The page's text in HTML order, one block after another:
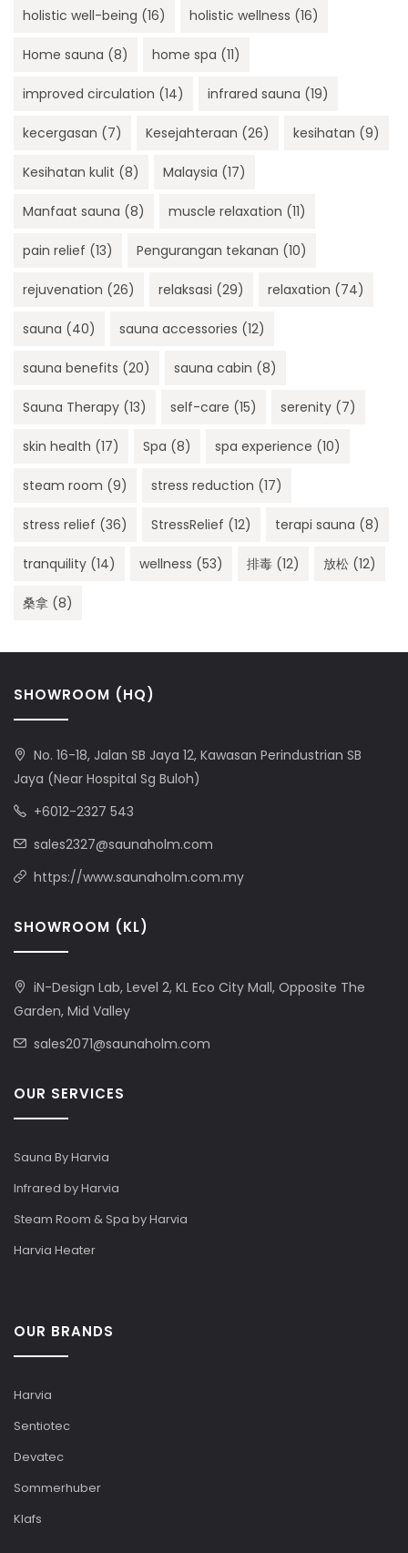
holistic well-being (16) holistic wellness (16)
Home sauna (8) home spa (11)
improved circulation (14) infrared sauna (19)
kecergasan (7) Kesejahteraan (26) kesihatan (9)
Kesihatan kulit (8) Malaysia (17)
Manfaat sauna (8) muscle relaxation (11)
pain relief (13) Pengurangan tekanan (10)
rejuvenation (26) relaksasi (29) relaxation (74)
sauna (40) sauna accessories (12)
sauna benefits (20) sauna cabin (8)
Sauna Therapy (13) self-care (15) serenity (7)
skin health (17) Spa (8) spa experience (10)
steam room (9) stress reduction (17)
stress relief (36) StressRelief (12) terapi sauna (8)
tranquility (14) wellness (53) 排毒 (12) 放松 (12)
桑拿 (8)
SHOWROOM (HQ)
No. 16-18, Jalan SB Jaya 12, Kawasan Perindustrian SB
Jaya (Near Hospital Sg Buloh)
+6012-2327 543
sales2327@saunaholm.com
https://www.saunaholm.com.my
SHOWROOM (KL)
iN-Design Lab, Level 2, KL Eco City Mall, Opposite The
Garden, Mid Valley
sales2071@saunaholm.com
OUR SERVICES
Sauna By Harvia
Infrared by Harvia
Steam Room & Spa by Harvia
Harvia Heater
OUR BRANDS
Harvia
Sentiotec
Devatec
Sommerhuber
Klafs